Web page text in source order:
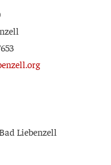
Liebenzell